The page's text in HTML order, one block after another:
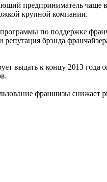
предприниматель чаще
крупной компании.
по поддержке
брэнда
выдать к концу 2013 года
франшизы снижает